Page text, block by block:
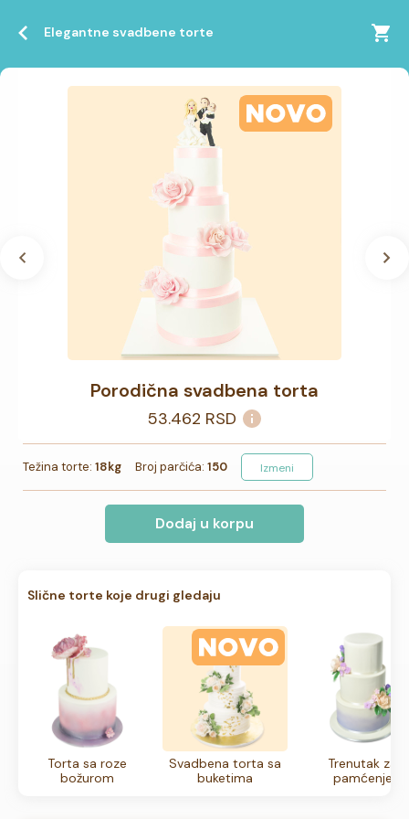
Elegantne svadbene torte
Porodična svadbena torta
53.462 RSD
Težina torte: 18kg Broj parčića: 150 Izmeni
Dodaj u korpu
Slične torte koje drugi gledaju
Torta sa roze
božurom
Svadbena torta sa
buketima
Trenutak za
pamćenje